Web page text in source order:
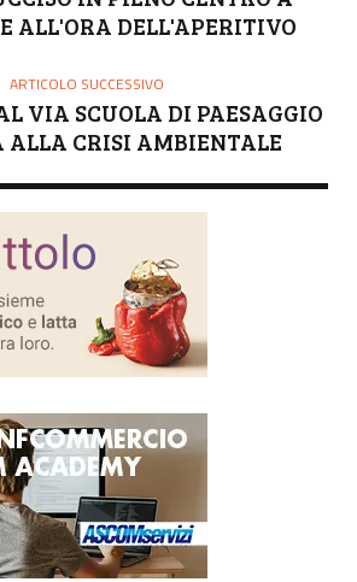
ALL'ORA DELL'APERITIVO
ARTICOLO SUCCESSIVO
VIA SCUOLA DI PAESAGGIO
ALLA CRISI AMBIENTALE